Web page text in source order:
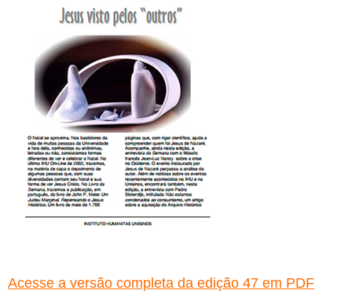
Acesse a versão completa da edição 47 em PDF